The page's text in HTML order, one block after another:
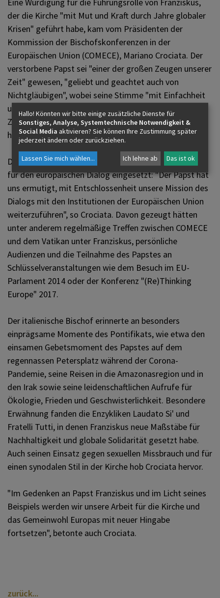
der die Kirche "mit Mut und Kraft durch Jahre globaler
Krisen" geführt habe, kam vom Präsidenten der
Kommission der Bischofskonferenzen in der
Europäischen Union (COMECE), Mariano Crociata. Der
verstorbene Papst sei "einer der großen Zeugen unserer
Zeit" gewesen, "geliebt und geachtet auch von
Nichtgläubigen", wobei seine Stimme "mit Einfachheit
und Tiefe durch konkrete Zeichen der Liebe, des
Zuhörens und der Nähe zu den Herzen" gesprochen
habe.
Der Pontifex aus Argentinien habe sich mit Vehemenz
für den europäischen Dialog eingesetzt: "Der Papst hat
uns ermutigt, mit Entschlossenheit unsere Mission des
Dialogs mit den Institutionen der Europäischen Union
weiterzuführen", so Crociata. Davon gezeugt hätten
unter anderem regelmäßige Treffen zwischen COMECE
und dem Vatikan unter Franziskus, persönliche
Audienzen und die Teilnahme des Papstes an
Schlüsselveranstaltungen wie dem Besuch im EU-
Parlament 2014 oder der Konferenz "(Re)Thinking
Europe" 2017.
Der italienische Bischof erinnerte an besonders
einprägsame Momente des Pontifikats, wie etwa den
einsamen Gebetsmoment des Papstes auf dem
regennassen Petersplatz während der Corona-
Pandemie, seine Reisen in die Amazonasregion und in
den Irak sowie seine leidenschaftlichen Aufrufe für
Ökologie, Frieden und Geschwisterlichkeit. Besondere
Erwähnung fanden die Enzykliken Laudato Si' und
Fratelli Tutti, in denen Franziskus neue Maßstäbe für
Nachhaltigkeit und globale Solidarität gesetzt habe.
Auch seinen Einsatz gegen sexuellen Missbrauch und für
einen synodalen Stil in der Kirche hob Crociata hervor.
"Im Gedenken an Papst Franziskus und im Licht seines
Beispiels werden wir unsere Arbeit für die Kirche und
das Gemeinwohl Europas mit neuer Hingabe
fortsetzen", betonte auch Crociata.
zurück
Hallo! Könnten wir bitte einige zusätzliche Dienste für
Sonstiges, Analyse, Systemtechnische Notwendigkeit &
Social Media aktivieren? Sie können Ihre Zustimmung später
jederzeit ändern oder zurückziehen.
Lassen Sie mich wählen... Ich lehne ab Das ist ok